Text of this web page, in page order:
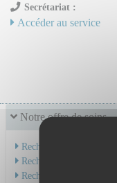
Notre offre de soins
Recherche par service
Recherche par spécialité
Recherche par médecin
Secrétariat :
Accéder au service